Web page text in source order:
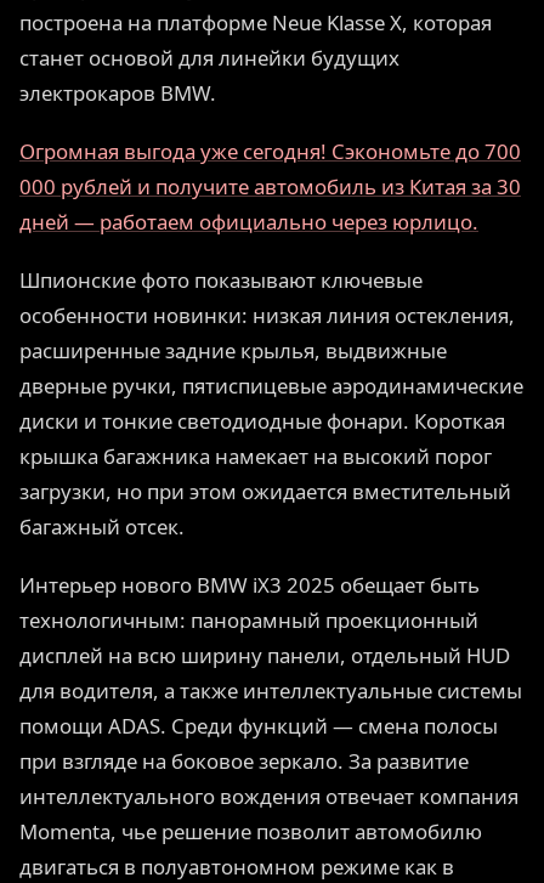
построена на платформе Neue Klasse X, которая
станет основой для линейки будущих
электрокаров BMW.
Огромная выгода уже сегодня! Сэкономьте до 700
000 рублей и получите автомобиль из Китая за 30
дней — работаем официально через юрлицо.
Шпионские фото показывают ключевые
особенности новинки: низкая линия остекления,
расширенные задние крылья, выдвижные
дверные ручки, пятиспицевые аэродинамические
диски и тонкие светодиодные фонари. Короткая
крышка багажника намекает на высокий порог
загрузки, но при этом ожидается вместительный
багажный отсек.
Интерьер нового BMW iX3 2025 обещает быть
технологичным: панорамный проекционный
дисплей на всю ширину панели, отдельный HUD
для водителя, а также интеллектуальные системы
помощи ADAS. Среди функций — смена полосы
при взгляде на боковое зеркало. За развитие
интеллектуального вождения отвечает компания
Momenta, чье решение позволит автомобилю
двигаться в полуавтономном режиме как в